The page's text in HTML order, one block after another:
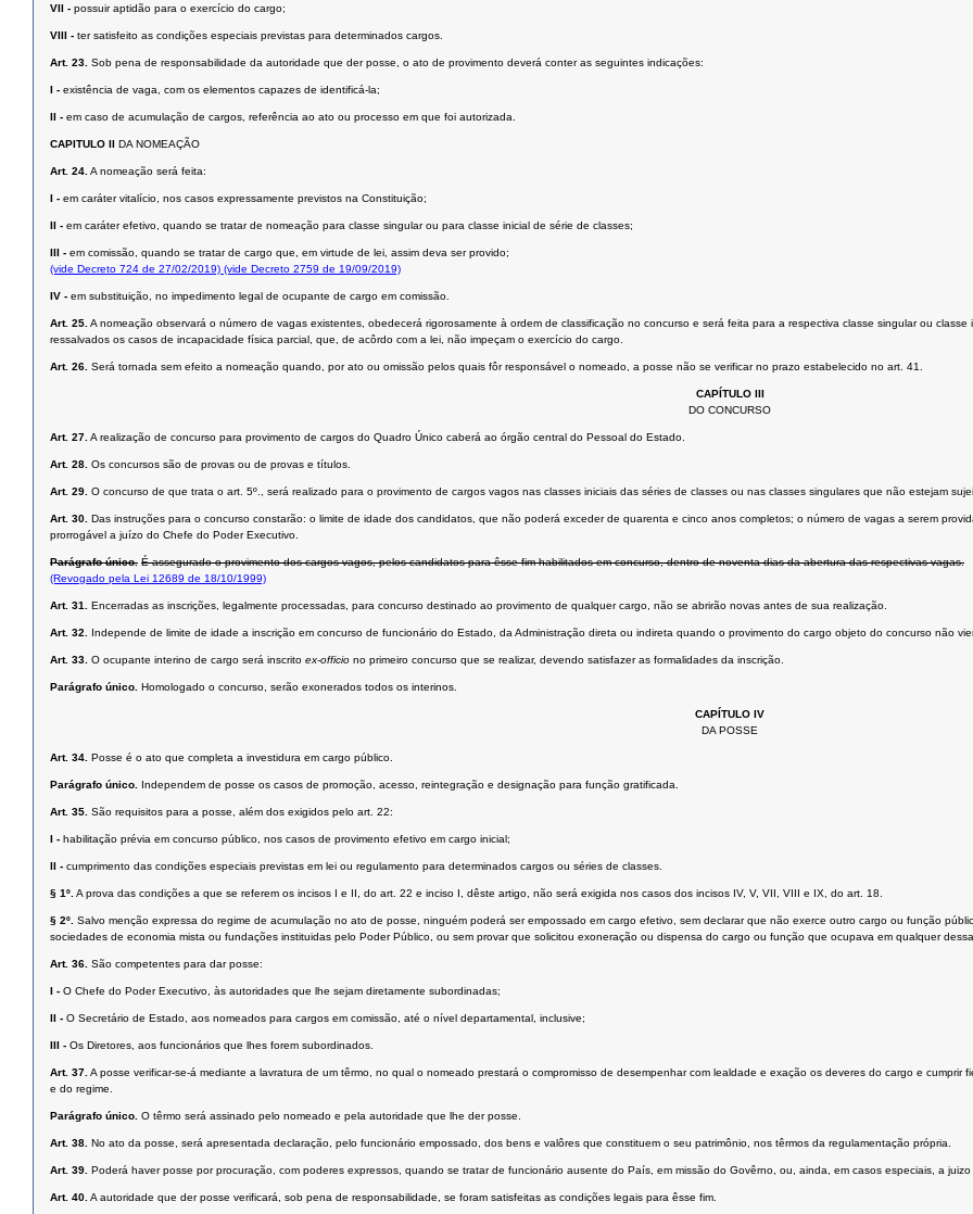
VII - possuir aptidão para o exercício do cargo;
VIII - ter satisfeito as condições especiais previstas para determinados cargos.
Art. 23. Sob pena de responsabilidade da autoridade que der posse, o ato de provimento deverá conter as seguintes indicações:
I - existência de vaga, com os elementos capazes de identificá-la;
II - em caso de acumulação de cargos, referência ao ato ou processo em que foi autorizada.
CAPITULO II DA NOMEAÇÃO
Art. 24. A nomeação será feita:
I - em caráter vitalício, nos casos expressamente previstos na Constituição;
II - em caráter efetivo, quando se tratar de nomeação para classe singular ou para classe inicial de série de classes;
III - em comissão, quando se tratar de cargo que, em virtude de lei, assim deva ser provido;
(vide Decreto 724 de 27/02/2019) (vide Decreto 2759 de 19/09/2019)
IV - em substituição, no impedimento legal de ocupante de cargo em comissão.
Art. 25. A nomeação observará o número de vagas existentes, obedecerá rigorosamente à ordem de classificação no concurso e será feita para a respectiva classe singular ou
ressalvados os casos de incapacidade física parcial, que, de acôrdo com a lei, não impeçam o exercício do cargo.
Art. 26. Será tornada sem efeito a nomeação quando, por ato ou omissão pelos quais fôr responsável o nomeado, a posse não se verificar no prazo estabelecido no art. 41.
CAPÍTULO III
DO CONCURSO
Art. 27. A realização de concurso para provimento de cargos do Quadro Único caberá ao órgão central do Pessoal do Estado.
Art. 28. Os concursos são de provas ou de provas e títulos.
Art. 29. O concurso de que trata o art. 5º., será realizado para o provimento de cargos vagos nas classes iniciais das séries de classes ou nas classes singulares que não estejam
Art. 30. Das instruções para o concurso constarão: o limite de idade dos candidatos, que não poderá exceder de quarenta e cinco anos completos; o número de vagas a serem
prorrogável a juízo do Chefe do Poder Executivo.
Parágrafo único. É assegurado o provimento dos cargos vagos, pelos candidatos para êsse fim habilitados em concurso, dentro de noventa dias da abertura das respectivas vagas.
(Revogado pela Lei 12689 de 18/10/1999)
Art. 31. Encerradas as inscrições, legalmente processadas, para concurso destinado ao provimento de qualquer cargo, não se abrirão novas antes de sua realização.
Art. 32. Independe de limite de idade a inscrição em concurso de funcionário do Estado, da Administração direta ou indireta quando o provimento do cargo objeto do concurso não
Art. 33. O ocupante interino de cargo será inscrito ex-officio no primeiro concurso que se realizar, devendo satisfazer as formalidades da inscrição.
Parágrafo único. Homologado o concurso, serão exonerados todos os interinos.
CAPÍTULO IV
DA POSSE
Art. 34. Posse é o ato que completa a investidura em cargo público.
Parágrafo único. Independem de posse os casos de promoção, acesso, reintegração e designação para função gratificada.
Art. 35. São requisitos para a posse, além dos exigidos pelo art. 22:
I - habilitação prévia em concurso público, nos casos de provimento efetivo em cargo inicial;
II - cumprimento das condições especiais previstas em lei ou regulamento para determinados cargos ou séries de classes.
§ 1º. A prova das condições a que se referem os incisos I e II, do art. 22 e inciso I, dêste artigo, não será exigida nos casos dos incisos IV, V, VII, VIII e IX, do art. 18.
§ 2º. Salvo menção expressa do regime de acumulação no ato de posse, ninguém poderá ser empossado em cargo efetivo, sem declarar que não exerce outro cargo ou função
sociedades de economia mista ou fundações instituidas pelo Poder Público, ou sem provar que solicitou exoneração ou dispensa do cargo ou função que ocupava em qualquer
Art. 36. São competentes para dar posse:
I - O Chefe do Poder Executivo, às autoridades que lhe sejam diretamente subordinadas;
II - O Secretário de Estado, aos nomeados para cargos em comissão, até o nível departamental, inclusive;
III - Os Diretores, aos funcionários que lhes forem subordinados.
Art. 37. A posse verificar-se-á mediante a lavratura de um têrmo, no qual o nomeado prestará o compromisso de desempenhar com lealdade e exação os deveres do cargo e
e do regime.
Parágrafo único. O têrmo será assinado pelo nomeado e pela autoridade que lhe der posse.
Art. 38. No ato da posse, será apresentada declaração, pelo funcionário empossado, dos bens e valôres que constituem o seu patrimônio, nos têrmos da regulamentação própria.
Art. 39. Poderá haver posse por procuração, com poderes expressos, quando se tratar de funcionário ausente do País, em missão do Govêrno, ou, ainda, em casos especiais, a
Art. 40. A autoridade que der posse verificará, sob pena de responsabilidade, se foram satisfeitas as condições legais para êsse fim.